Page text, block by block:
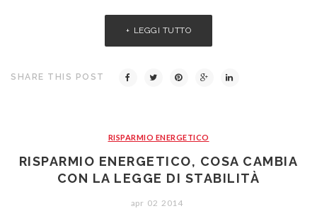
LEGGI TUTTO
SHARE THIS POST
RISPARMIO ENERGETICO
RISPARMIO ENERGETICO, COSA CAMBIA
CON LA LEGGE DI STABILITÀ
apr 02 2014